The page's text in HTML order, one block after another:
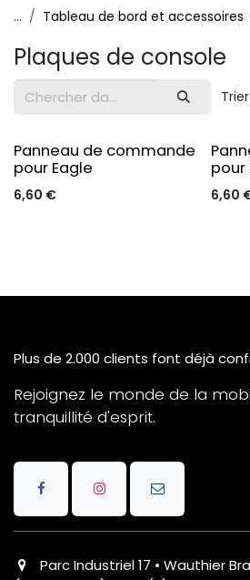
... Tableau de bord et accessoires
Plaques de console
Original
Panneau de commande
pour Eagle
6,60 €
pour
6,60
Plus de 2.000 clients font déjà
Rejoignez le monde de la
tranquillité d'esprit.
Parc Industriel 17 • Wauthier